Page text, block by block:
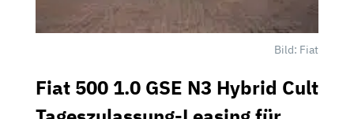
Bild: Fiat
Fiat 500 1.0 GSE N3 Hybrid Cult